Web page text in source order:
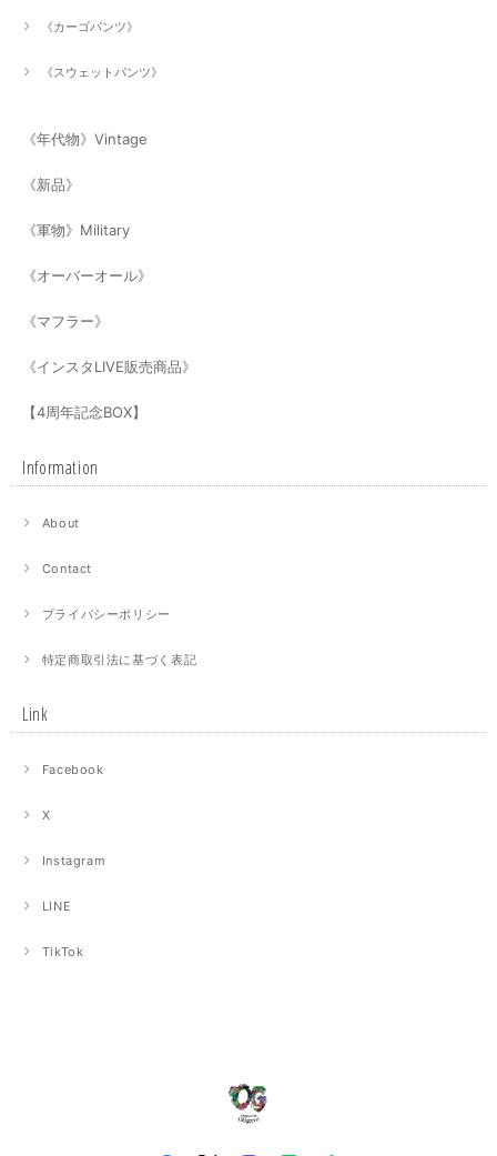
《カーゴパンツ》
《スウェットパンツ》
《年代物》Vintage
《新品》
《軍物》Military
《オーバーオール》
《マフラー》
《インスタLIVE販売商品》
【4周年記念BOX】
Information
About
Contact
プライバシーポリシー
特定商取引法に基づく表記
Link
Facebook
X
Instagram
LINE
TikTok